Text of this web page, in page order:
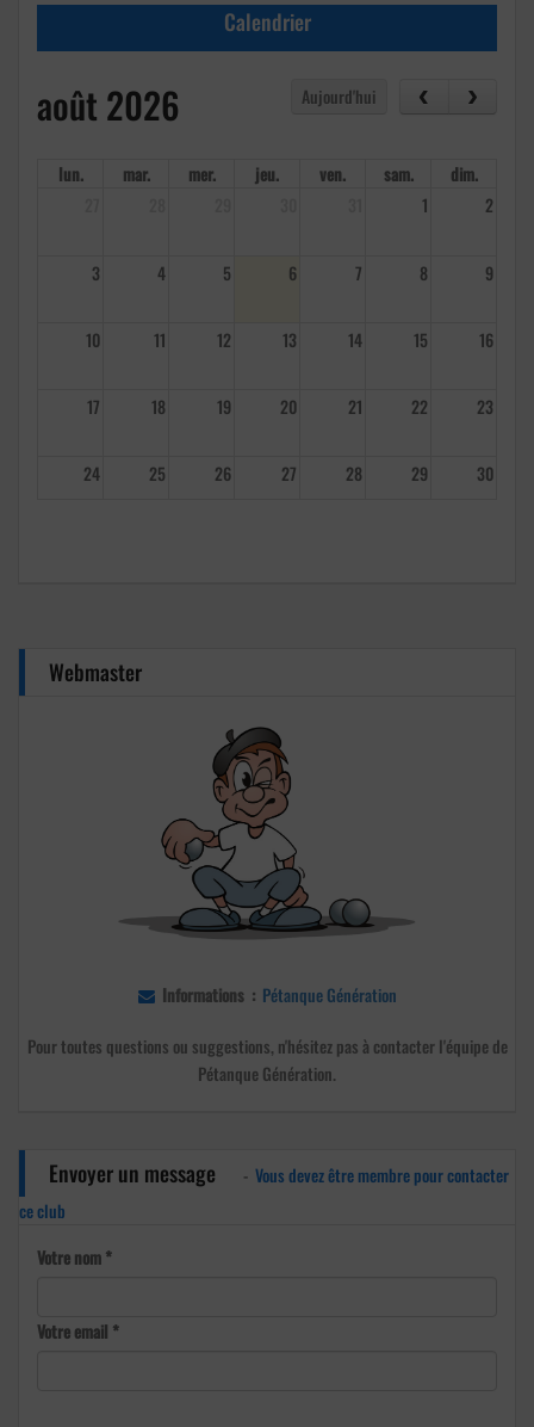
Calendrier
août 2026 Aujourd'hui
lun. mar. mer. jeu. ven. sam.
dim.
1 2
3 4 5 6 7 8 9
10 11 12 13 14 15 16
17 18 19 20 21 22 23
24 25 26 27 28 29 30
Webmaster
Informations : Pétanque Génération
Pour toutes questions ou suggestions, n'hésitez pas à contacter l'équipe de
Pétanque Génération.
Envoyer un message - Vous devez être membre pour contacter
ce club
Votre nom *
Votre email *